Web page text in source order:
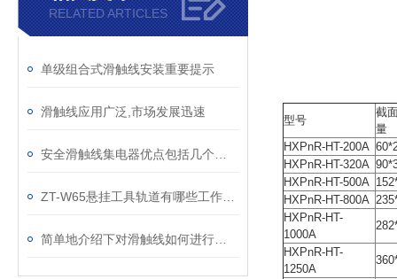
RELATED ARTICLES
单级组合式滑触线安装重要提示
滑触线应用广泛,市场发展迅速
型号
截
量
HXPnR-HT-200A
HXPnR-HT-320A
HXPnR-HT-500A
HXPnR-HT-800A
HXPnR-HT-
1000A
HXPnR-HT-
1250A